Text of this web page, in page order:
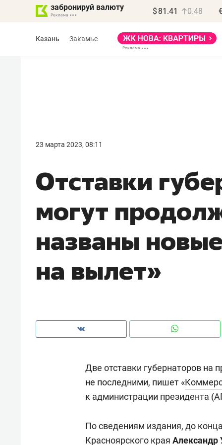
забронируй валюту $ 81.41 0.48
Казань Закамье
23 марта 2023, 08:11
Отставки
могут
названы
на вылет»
Две отставки губернаторов на
не последними, пишет «
к администрации президента
По сведениям издания, до
Красноярского края Александр
правил, бизнес может
потерять минимум
Как бизнесу выйти на зарубежные
чем интересен Оман?
создают оазис жилого
комфорта под Казанью
ID